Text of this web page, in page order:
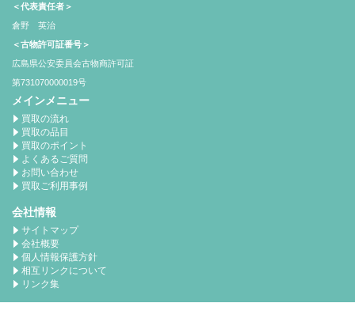
＜代表責任者＞
倉野 英治
＜古物許可証番号＞
広島県公安委員会古物商許可証
第731070000019号
メインメニュー
買取の流れ
買取の品目
買取のポイント
よくあるご質問
お問い合わせ
買取ご利用事例
会社情報
サイトマップ
会社概要
個人情報保護方針
相互リンクについて
リンク集